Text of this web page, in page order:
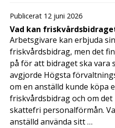
Publicerat 12 juni 2026
Vad kan
Arbetsgivare kan erbjuda
friskvårdsbidrag, men det
på för att bidraget ska vara
avgjorde Högsta
om en anställd kunde köpa
friskvårdsbidrag och om det
skattefri personalförmån.
anställd använda sitt …